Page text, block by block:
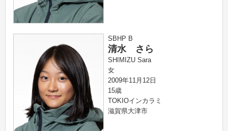
SBHP B
清水 さら
SHIMIZU Sara
女
2009年11月12日
15歳
TOKIOインカラミ
滋賀県大津市